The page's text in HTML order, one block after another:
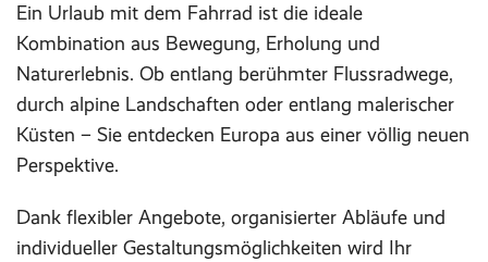
Ein Urlaub mit dem Fahrrad ist die ideale
Kombination aus Bewegung, Erholung und
Naturerlebnis. Ob entlang berühmter Flussradwege,
durch alpine Landschaften oder entlang malerischer
Küsten – Sie entdecken Europa aus einer völlig neuen
Perspektive.
Dank flexibler Angebote, organisierter Abläufe und
individueller Gestaltungsmöglichkeiten wird Ihr